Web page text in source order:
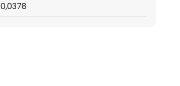
0,0378